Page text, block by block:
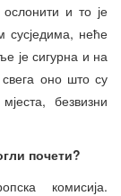
и то је
сусједима, неће
је сигурна и на
оно што су
безвизни
почети?
комисија.